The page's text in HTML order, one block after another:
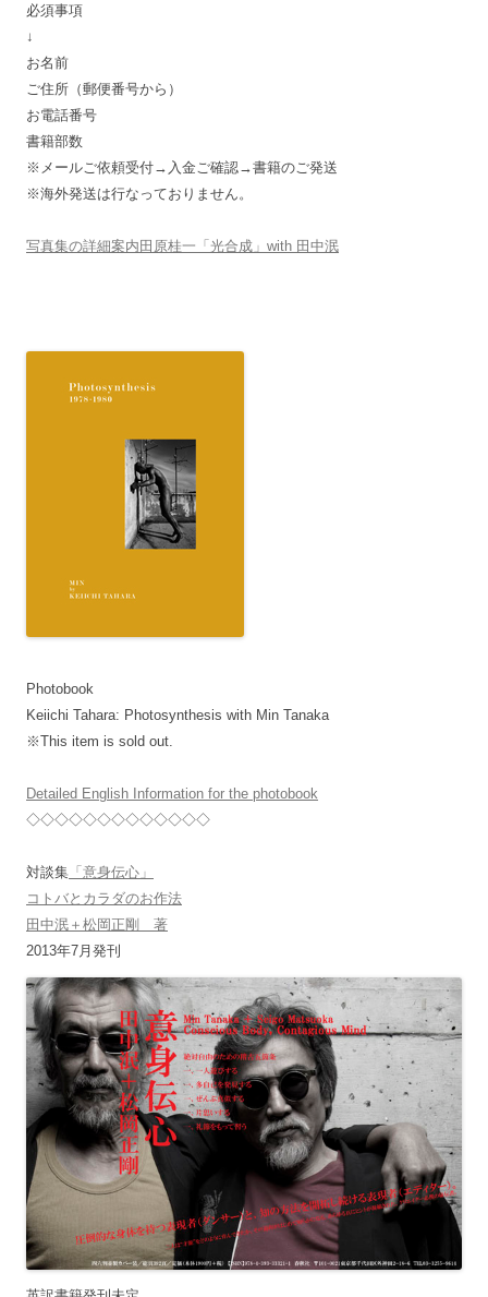
必須事項
↓
お名前
ご住所（郵便番号から）
お電話番号
書籍部数
※メールご依頼受付→入金ご確認→書籍のご発送
※海外発送は行なっておりません。
写真集の詳細案内田原桂一「光合成」with 田中泯
Photobook
Keiichi Tahara: Photosynthesis with Min Tanaka
※This item is sold out.
Detailed English Information for the photobook
◇◇◇◇◇◇◇◇◇◇◇◇◇
対談集 「意身伝心」
コトバとカラダのお作法
田中泯＋松岡正剛 著
2013年7月発刊